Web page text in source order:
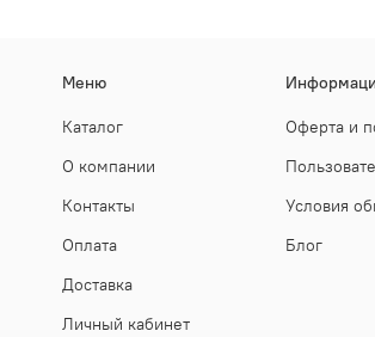
Меню
Каталог
О компании
Контакты
Оплата
Доставка
Личный кабинет
Оферта и
Условия
Блог